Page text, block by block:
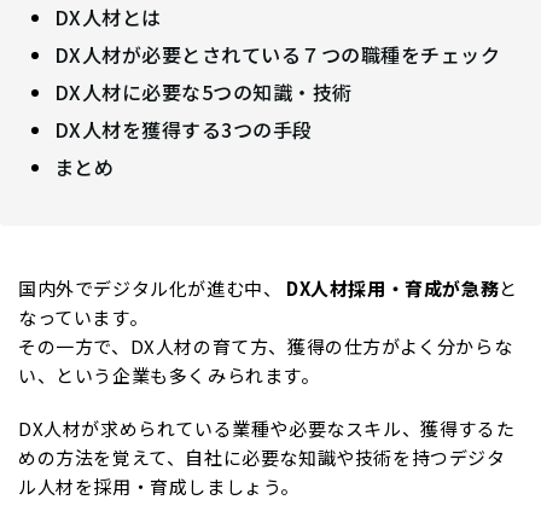
DX人材とは
DX人材が必要とされている７つの職種をチェック
DX人材に必要な5つの知識・技術
DX人材を獲得する3つの手段
まとめ
国内外でデジタル化が進む中、 DX人材採用・育成が急務と
なっています。
その一方で、DX人材の育て方、獲得の仕方がよく分からな
い、という企業も多くみられます。
DX人材が求められている業種や必要なスキル、獲得するた
めの方法を覚えて、自社に必要な知識や技術を持つデジタ
ル人材を採用・育成しましょう。